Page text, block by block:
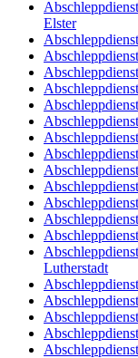
Elster
Lutherstadt